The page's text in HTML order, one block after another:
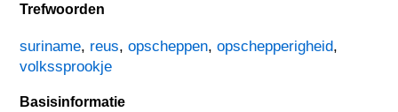
Trefwoorden
suriname, reus,opscheppen,opschepperigheid,
volkssprookje
Basisinformatie